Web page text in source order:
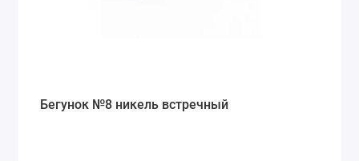
Бегунок №8 никель встречный